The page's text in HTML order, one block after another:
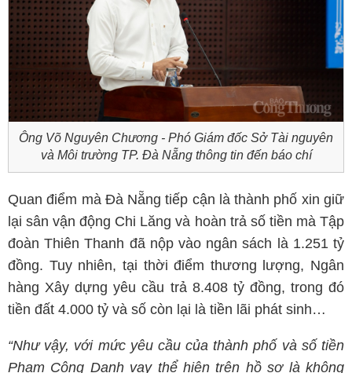
Ông Võ Nguyên Chương - Phó Giám đốc Sở Tài nguyên
và Môi trường TP. Đà Nẵng thông tin đến báo chí
Quan điểm mà Đà Nẵng tiếp cận là thành phố xin giữ
lại sân vận động Chi Lăng và hoàn trả số tiền mà Tập
đoàn Thiên Thanh đã nộp vào ngân sách là 1.251 tỷ
đồng. Tuy nhiên, tại thời điểm thương lượng, Ngân
hàng Xây dựng yêu cầu trả 8.408 tỷ đồng, trong đó
tiền đất 4.000 tỷ và số còn lại là tiền lãi phát sinh…
“Như vậy, với mức yêu cầu của thành phố và số tiền
Phạm Công Danh vay thể hiện trên hồ sơ là không